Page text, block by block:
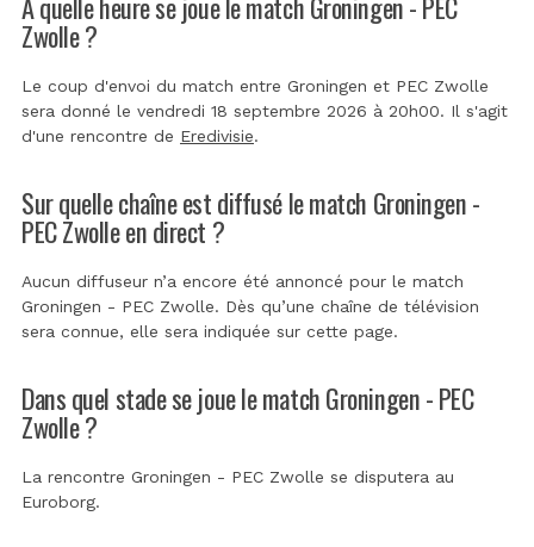
Zwolle ?
Le coup d'envoi du match entre Groningen et PEC Zwolle
sera donné le vendredi 18 septembre 2026 à 20h00. Il s'agit
d'une rencontre de Eredivisie.
Sur quelle chaîne est diffusé le match Groningen -
PEC Zwolle en direct ?
Aucun diffuseur n’a encore été annoncé pour le match
Groningen - PEC Zwolle. Dès qu’une chaîne de télévision
sera connue, elle sera indiquée sur cette page.
Dans quel stade se joue le match Groningen - PEC
Zwolle ?
La rencontre Groningen - PEC Zwolle se disputera au
Euroborg.